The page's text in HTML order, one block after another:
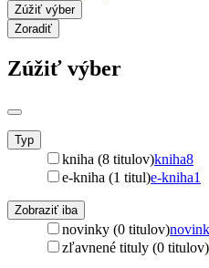
Zúžiť výber
Zoradiť
Zúžiť výber
Typ
kniha (8 titulov)kniha8
e-kniha (1 titul)e-kniha1
Zobraziť iba
novinky (0 titulov)
zľavnené tituly (0 titulov)